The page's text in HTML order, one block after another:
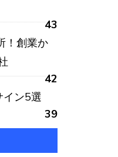
43
！創業か
42
イン5選
39